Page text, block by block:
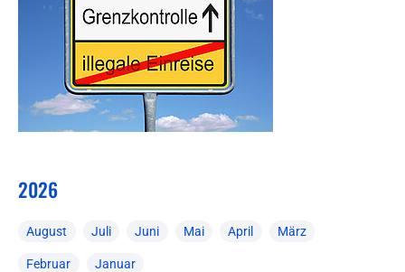
2026
August Juli Juni Mai April März
Februar Januar